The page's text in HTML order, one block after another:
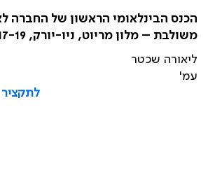
הכנס הבינלאומי הראשון של החברה
משולבת – מלון מריוט, ניו-יורק, 17-19 בנובמבר 2004
ליאורה שכטר
עמ'
לתקציר